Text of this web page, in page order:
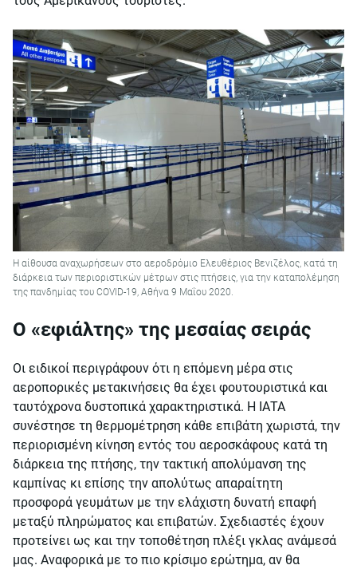
Η αίθουσα αναχωρήσεων στο αεροδρόμιο Ελευθέριος Βενιζέλος, κατά τη
διάρκεια των περιοριστικών μέτρων στις πτήσεις, για την καταπολέμηση
της πανδημίας του COVID-19, Αθήνα 9 Μαΐου 2020.
Ο «εφιάλτης» της μεσαίας σειράς
Οι ειδικοί περιγράφουν ότι η επόμενη μέρα στις
αεροπορικές μετακινήσεις θα έχει φουτουριστικά και
ταυτόχρονα δυστοπικά χαρακτηριστικά. Η ΙΑΤΑ
συνέστησε τη θερμομέτρηση κάθε επιβάτη χωριστά, την
περιορισμένη κίνηση εντός του αεροσκάφους κατά τη
διάρκεια της πτήσης, την τακτική απολύμανση της
καμπίνας κι επίσης την απολύτως απαραίτητη
προσφορά γευμάτων με την ελάχιστη δυνατή επαφή
μεταξύ πληρώματος και επιβατών. Σχεδιαστές έχουν
προτείνει ως και την τοποθέτηση πλέξι γκλας ανάμεσά
μας. Αναφορικά με το πιο κρίσιμο ερώτημα, αν θα